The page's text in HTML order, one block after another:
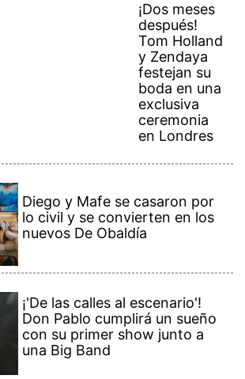
¡Dos meses
después!
Tom Holland
y Zendaya
festejan su
boda en una
exclusiva
ceremonia
en Londres
Diego y Mafe se casaron por
lo civil y se convierten en los
nuevos De Obaldía
¡'De las calles al escenario'!
Don Pablo cumplirá un sueño
con su primer show junto a
una Big Band